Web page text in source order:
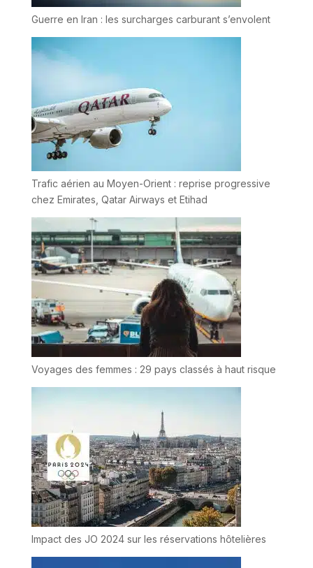
Guerre en Iran : les surcharges carburant s’envolent
Trafic aérien au Moyen-Orient : reprise progressive
chez Emirates, Qatar Airways et Etihad
Voyages des femmes : 29 pays classés à haut risque
Impact des JO 2024 sur les réservations hôtelières